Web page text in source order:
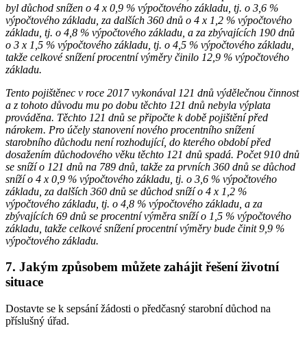
byl důchod snížen o 4 x 0,9 % výpočtového základu, tj. o 3,6 %
výpočtového základu, za dalších 360 dnů o 4 x 1,2 % výpočtového
základu, tj. o 4,8 % výpočtového základu, a za zbývajících 190 dnů
o 3 x 1,5 % výpočtového základu, tj. o 4,5 % výpočtového základu,
takže celkové snížení procentní výměry činilo 12,9 % výpočtového
základu.
Tento pojištěnec v roce 2017 vykonával 121 dnů výdělečnou činnost
a z tohoto důvodu mu po dobu těchto 121 dnů nebyla výplata
prováděna. Těchto 121 dnů se připočte k době pojištění před
nárokem. Pro účely stanovení nového procentního snížení
starobního důchodu není rozhodující, do kterého období před
dosažením důchodového věku těchto 121 dnů spadá. Počet 910 dnů
se sníží o 121 dnů na 789 dnů, takže za prvních 360 dnů se důchod
sníží o 4 x 0,9 % výpočtového základu, tj. o 3,6 % výpočtového
základu, za dalších 360 dnů se důchod sníží o 4 x 1,2 %
výpočtového základu, tj. o 4,8 % výpočtového základu, a za
zbývajících 69 dnů se procentní výměra sníží o 1,5 % výpočtového
základu, takže celkové snížení procentní výměry bude činit 9,9 %
výpočtového základu.
7. Jakým způsobem můžete zahájit řešení životní
situace
Dostavte se k sepsání žádosti o předčasný starobní důchod na
příslušný úřad.